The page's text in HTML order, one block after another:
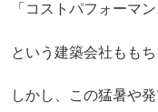
「コストパフォーマ
という建築会社ももち
しかし、この猛暑や